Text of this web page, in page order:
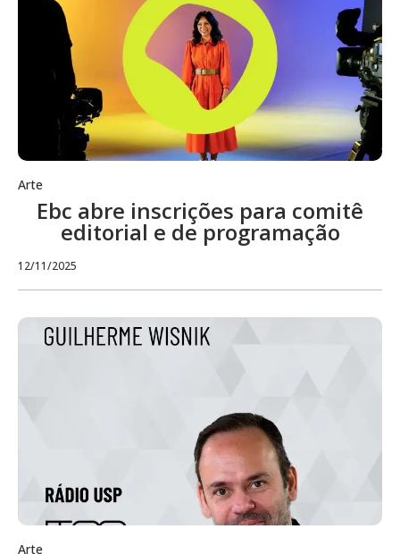
Arte
Ebc abre inscrições para comitê
editorial e de programação
12/11/2025
Arte